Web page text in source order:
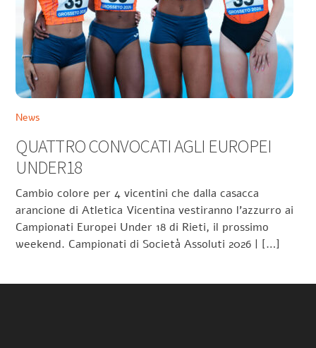
News
QUATTRO CONVOCATI AGLI EUROPEI
UNDER18
Cambio colore per 4 vicentini che dalla casacca
arancione di Atletica Vicentina vestiranno l’azzurro ai
Campionati Europei Under 18 di Rieti, il prossimo
weekend. Campionati di Società Assoluti 2026 | […]